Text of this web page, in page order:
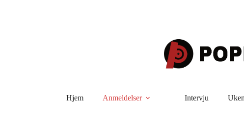
Hjem Anmeldelser Intervju